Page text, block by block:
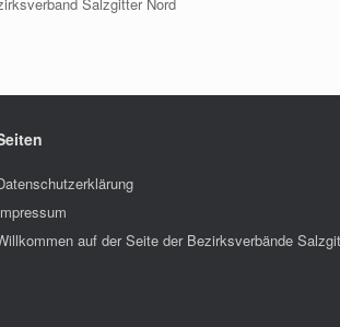
auf der Seite der Bezirksverbände